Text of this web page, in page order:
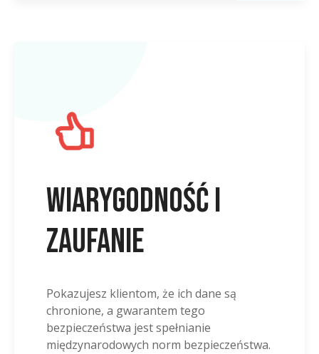
Wiarygodność i
zaufanie
Pokazujesz klientom, że ich dane są
chronione, a gwarantem tego
bezpieczeństwa jest spełnianie
międzynarodowych norm bezpieczeństwa.